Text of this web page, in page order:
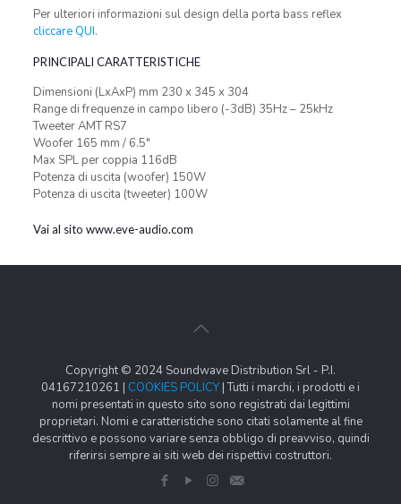
Per ulteriori informazioni sul design della porta bass reflex
cliccare QUI.
PRINCIPALI CARATTERISTICHE
Dimensioni (LxAxP) mm 230 x 345 x 304
Range di frequenze in campo libero (-3dB) 35Hz – 25kHz
Tweeter AMT RS7
Woofer 165 mm / 6.5″
Max SPL per coppia 116dB
Potenza di uscita (woofer) 150W
Potenza di uscita (tweeter) 100W
Vai al sito www.eve-audio.com
Copyright © 2024 Soundwave Distribution Srl - P.I.
04167210261 | COOKIES POLICY | Tutti i marchi, i prodotti e i
nomi presentati in questo sito sono registrati dai legittimi
proprietari. Nomi e caratteristiche sono citati solamente al fine
descrittivo e possono variare senza obbligo di preavviso, quindi
riferirsi sempre ai siti web dei rispettivi costruttori.